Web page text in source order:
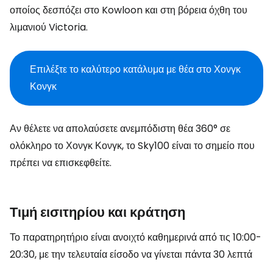
οποίος δεσπόζει στο Kowloon και στη βόρεια όχθη του
λιμανιού Victoria.
Επιλέξτε το καλύτερο κατάλυμα με θέα στο Χονγκ
Κονγκ
Αν θέλετε να απολαύσετε ανεμπόδιστη θέα 360° σε
ολόκληρο το Χονγκ Κονγκ, το Sky100 είναι το σημείο που
πρέπει να επισκεφθείτε.
Τιμή εισιτηρίου και κράτηση
Το παρατηρητήριο είναι ανοιχτό καθημερινά από τις 10:00-
20:30, με την τελευταία είσοδο να γίνεται πάντα 30 λεπτά